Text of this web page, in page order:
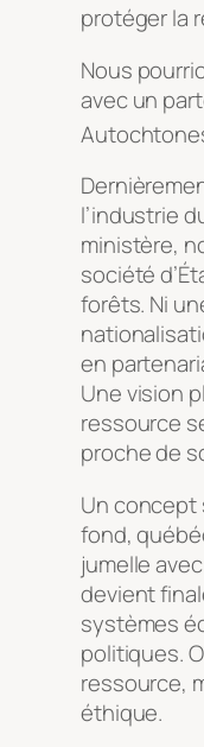
protéger la
Nous
avec un
l’industrie
ministère,
société
forêts. Ni
en
Une vision
ressource
proche de
Un concept
fond,
jumelle
devient
systèmes
politiques.
ressource,
éthique.